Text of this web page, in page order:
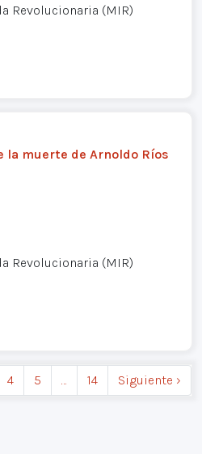
Revolucionaria (MIR)
la muerte de Arnoldo Ríos
Revolucionaria (MIR)
4 5 … 14 Siguiente ›